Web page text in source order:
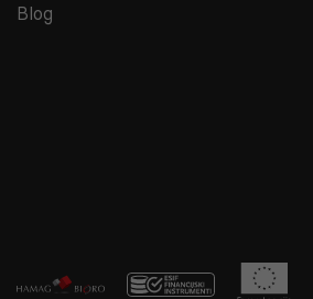
Blog